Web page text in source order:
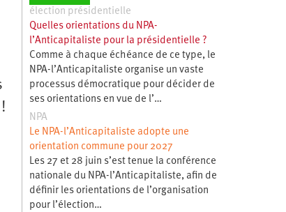
élection présidentielle
Quelles orientations du NPA-
l’Anticapitaliste pour la présidentielle ?
Comme à chaque échéance de ce type, le
NPA-l’Anticapitaliste organise un vaste
processus démocratique pour décider de
ses orientations en vue de l’…
NPA
Le NPA-l’Anticapitaliste adopte une
orientation commune pour 2027
Les 27 et 28 juin s’est tenue la conférence
nationale du NPA-l’Anticapitaliste, afin de
définir les orientations de l’organisation
pour l’élection…